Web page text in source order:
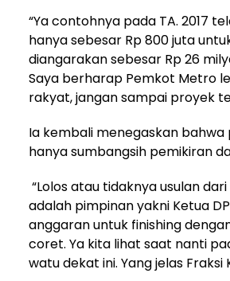
“Ya contohnya pada TA. 2017
hanya sebesar Rp 800 juta
diangarakan sebesar Rp 26
Saya berharap Pemkot Metro
rakyat, jangan sampai proyek
Ia kembali menegaskan
hanya sumbangsih pemikiran
“Lolos atau tidaknya usulan
adalah pimpinan yakni Ketua
anggaran untuk finishing
coret. Ya kita lihat saat nanti
watu dekat ini. Yang jelas